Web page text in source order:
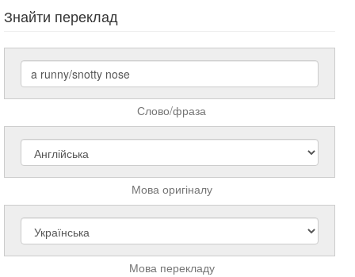
Знайти переклад
Слово/фраза
Мова оригіналу
Мова перекладу